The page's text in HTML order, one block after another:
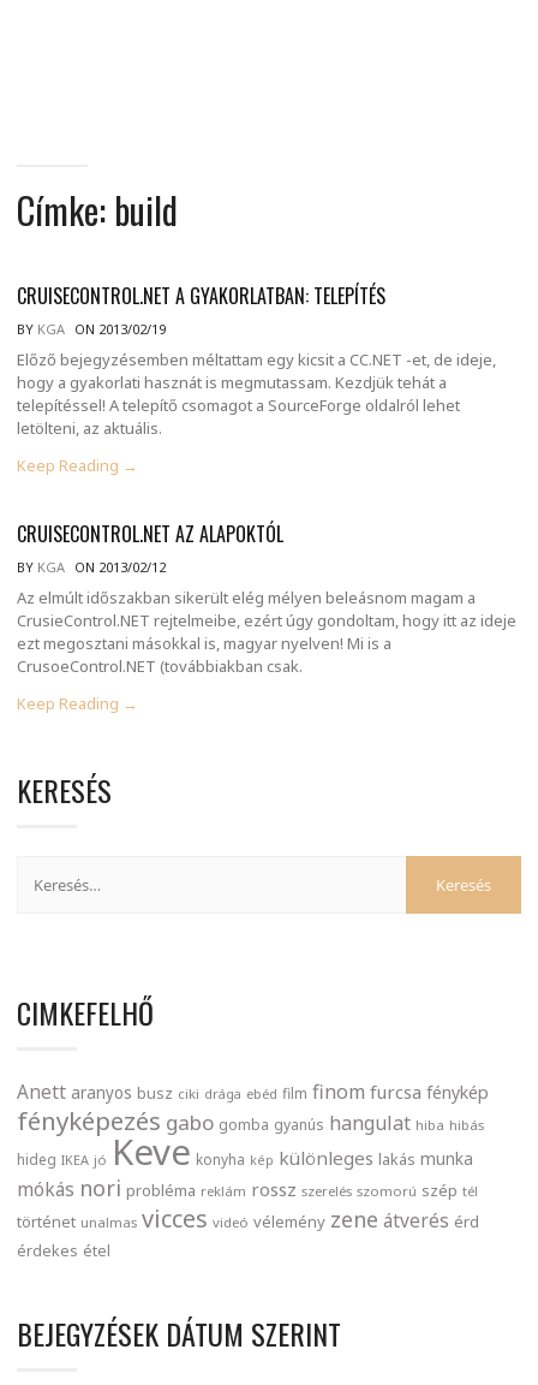
Címke: build
CRUISECONTROL.NET A GYAKORLATBAN: TELEPÍTÉS
BY KGA ON 2013/02/19
Előző bejegyzésemben méltattam egy kicsit a CC.NET -et, de ideje,
hogy a gyakorlati hasznát is megmutassam. Kezdjük tehát a
telepítéssel! A telepítő csomagot a SourceForge oldalról lehet
letölteni, az aktuális.
Keep Reading →
CRUISECONTROL.NET AZ ALAPOKTÓL
BY KGA ON 2013/02/12
Az elmúlt időszakban sikerült elég mélyen beleásnom magam a
CrusieControl.NET rejtelmeibe, ezért úgy gondoltam, hogy itt az ideje
ezt megosztani másokkal is, magyar nyelven! Mi is a
CrusoeControl.NET (továbbiakban csak.
Keep Reading →
KERESÉS
CIMKEFELHŐ
Anett aranyos busz ciki drága ebéd film finom furcsa fénykép
fényképezés gabo gomba gyanús hangulat hiba hibás
hideg IKEA jó Keve konyha kép különleges lakás munka
mókás nori probléma reklám rossz szerelés szomorú szép tél
történet unalmas vicces videó vélemény zene átverés érd
érdekes étel
BEJEGYZÉSEK DÁTUM SZERINT